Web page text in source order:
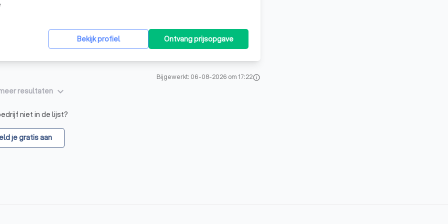
Bekijk profiel Ontvang prijsopgave
Bijgewerkt: 06-08-2026 om 17:22info
resultaten keyboard_arrow_down
niet in de lijst?
je gratis aan